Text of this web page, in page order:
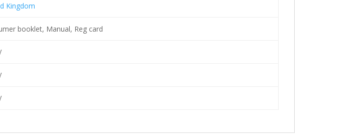
Kingdom
booklet, Manual, Reg card